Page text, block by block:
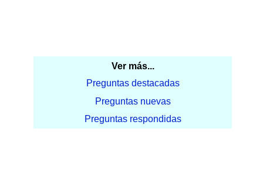
Ver más...
Preguntas destacadas
Preguntas nuevas
Preguntas respondidas